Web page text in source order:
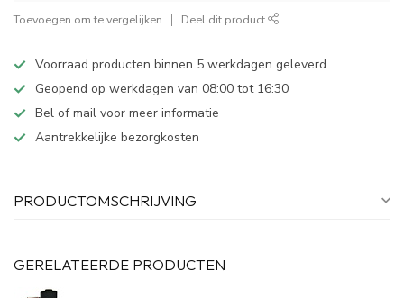
Toevoegen om te vergelijken Deel dit product
Voorraad producten binnen 5 werkdagen geleverd.
Geopend op werkdagen van 08:00 tot 16:30
Bel of mail voor meer informatie
Aantrekkelijke bezorgkosten
PRODUCTOMSCHRIJVING
GERELATEERDE PRODUCTEN